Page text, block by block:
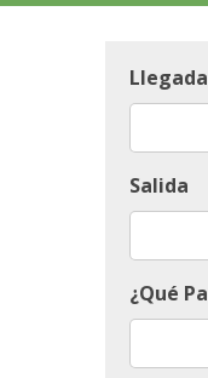
¿Qué
Llegada
Salida